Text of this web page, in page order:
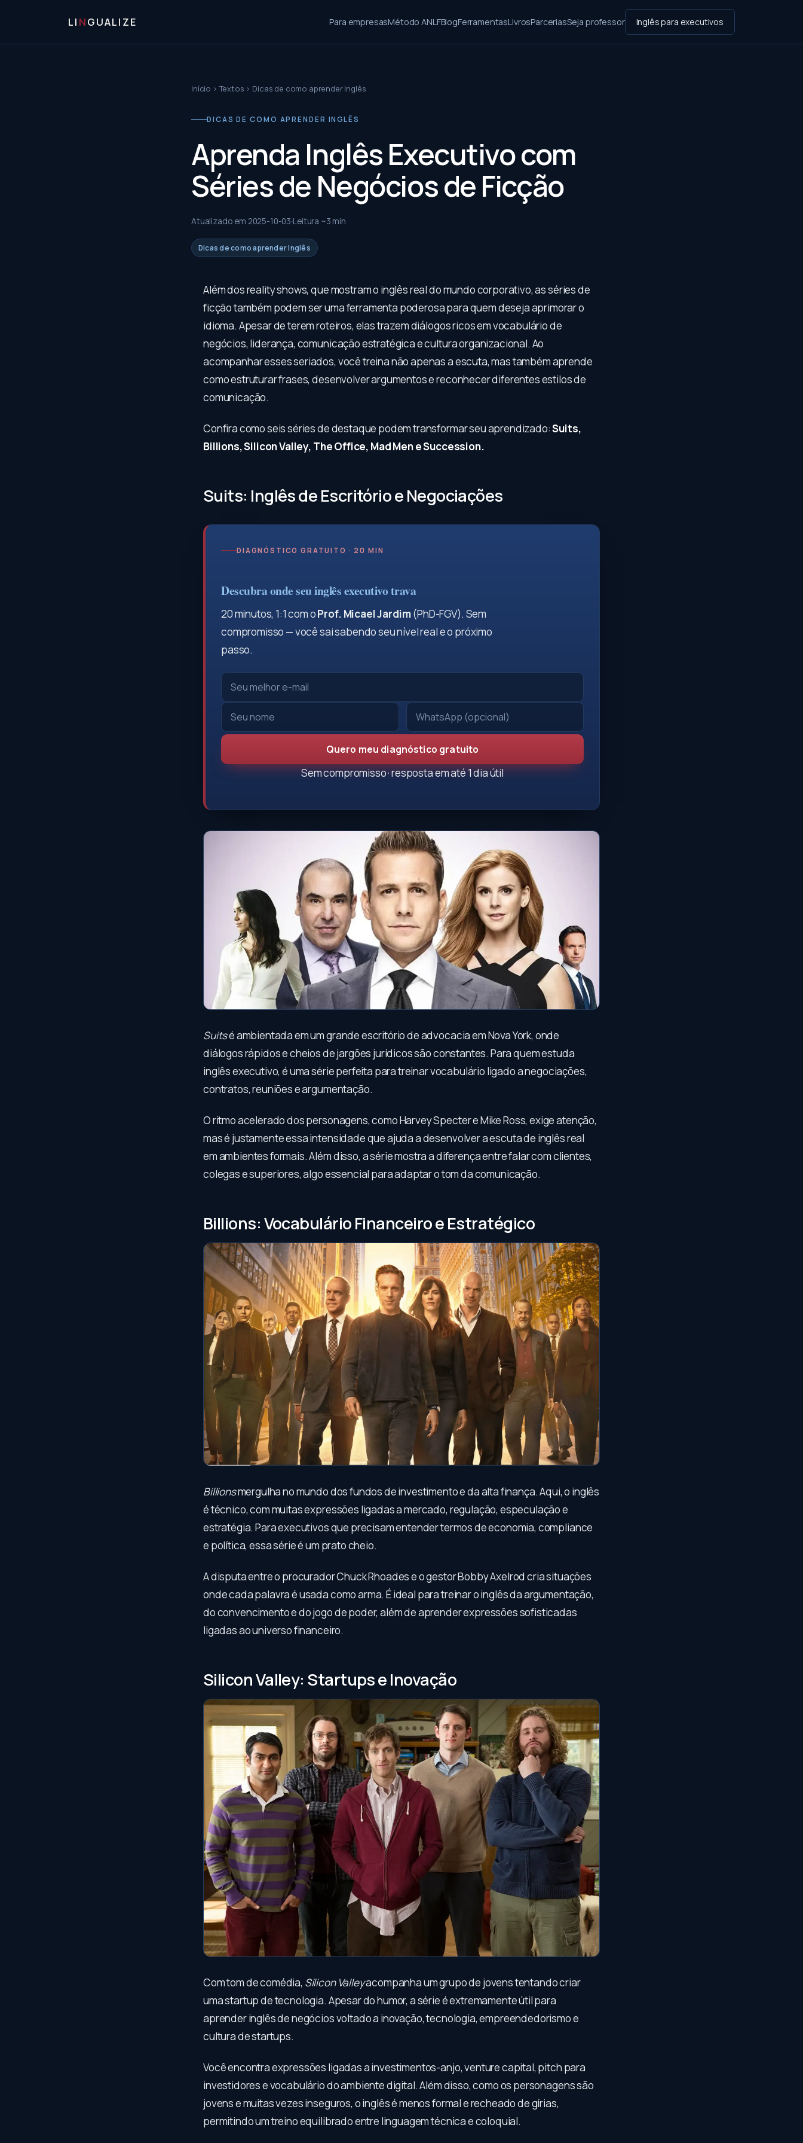
LI NGUALIZE Para empresasMétodo ANLFBlogFerramentasLivrosParceriasSeja professor Inglês para executivos
Início ›Textos › Dicas de como aprender Inglês
DICAS DE COMO APRENDER INGLÊS
Aprenda Inglês Executivo com
Séries de Negócios de Ficção
Atualizado em 2025-10-03 Leitura ~3 min
Dicas de como aprender Inglês
Além dos reality shows, que mostram o inglês real do mundo corporativo, as séries de
ficção também podem ser uma ferramenta poderosa para quem deseja aprimorar o
idioma. Apesar de terem roteiros, elas trazem diálogos ricos em vocabulário de
negócios, liderança, comunicação estratégica e cultura organizacional. Ao
acompanhar esses seriados, você treina não apenas a escuta, mas também aprende
como estruturar frases, desenvolver argumentos e reconhecer diferentes estilos de
comunicação.
Confira como seis séries de destaque podem transformar seu aprendizado:Suits,
Billions, Silicon Valley, The Office, Mad Men e Succession.
Suits: Inglês de Escritório e Negociações
DIAGNÓSTICO GRATUITO · 20 MIN
Descubra onde seu inglês executivo trava
20 minutos, 1:1 com oProf. Micael Jardim(PhD-FGV). Sem
compromisso — você sai sabendo seu nível real e o próximo
passo.
Quero meu diagnóstico gratuito
Sem compromisso · resposta em até 1 dia útil
Suitsé ambientada em um grande escritório de advocacia em Nova York, onde
diálogos rápidos e cheios de jargões jurídicos são constantes. Para quem estuda
inglês executivo, é uma série perfeita para treinar vocabulário ligado a negociações,
contratos, reuniões e argumentação.
O ritmo acelerado dos personagens, como Harvey Specter e Mike Ross, exige atenção,
mas é justamente essa intensidade que ajuda a desenvolver a escuta de inglês real
em ambientes formais. Além disso, a série mostra a diferença entre falar com clientes,
colegas e superiores, algo essencial para adaptar o tom da comunicação.
Billions: Vocabulário Financeiro e Estratégico
Billionsmergulha no mundo dos fundos de investimento e da alta finança. Aqui, o inglês
é técnico, com muitas expressões ligadas a mercado, regulação, especulação e
estratégia. Para executivos que precisam entender termos de economia, compliance
e política, essa série é um prato cheio.
A disputa entre o procurador Chuck Rhoades e o gestor Bobby Axelrod cria situações
onde cada palavra é usada como arma. É ideal para treinar o inglês da argumentação,
do convencimento e do jogo de poder, além de aprender expressões sofisticadas
ligadas ao universo financeiro.
Silicon Valley: Startups e Inovação
Com tom de comédia, Silicon Valleyacompanha um grupo de jovens tentando criar
uma startup de tecnologia. Apesar do humor, a série é extremamente útil para
aprender inglês de negócios voltado a inovação, tecnologia, empreendedorismo e
cultura de startups.
Você encontra expressões ligadas a investimentos-anjo, venture capital, pitch para
investidores e vocabulário do ambiente digital. Além disso, como os personagens são
jovens e muitas vezes inseguros, o inglês é menos formal e recheado de gírias,
permitindo um treino equilibrado entre linguagem técnica e coloquial.